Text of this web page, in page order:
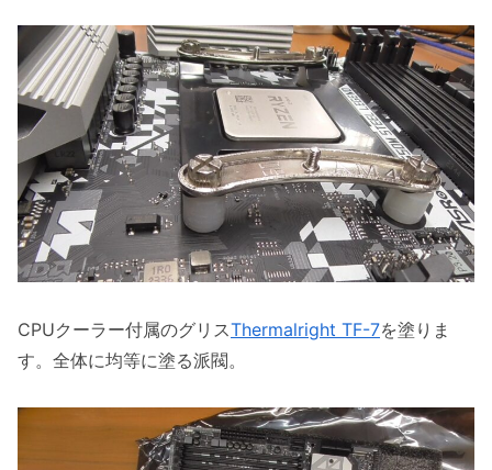
CPUクーラー付属のグリスThermalright TF-7を塗りま
す。全体に均等に塗る派閥。